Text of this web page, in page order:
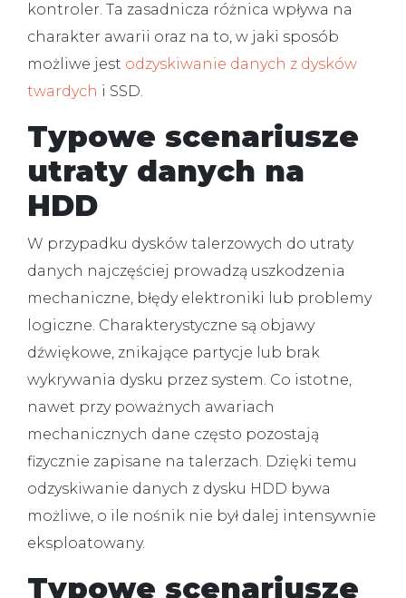
kontroler. Ta zasadnicza różnica wpływa na
charakter awarii oraz na to, w jaki sposób
możliwe jest odzyskiwanie danych z dysków
twardych i SSD.
Typowe scenariusze
utraty danych na
HDD
W przypadku dysków talerzowych do utraty
danych najczęściej prowadzą uszkodzenia
mechaniczne, błędy elektroniki lub problemy
logiczne. Charakterystyczne są objawy
dźwiękowe, znikające partycje lub brak
wykrywania dysku przez system. Co istotne,
nawet przy poważnych awariach
mechanicznych dane często pozostają
fizycznie zapisane na talerzach. Dzięki temu
odzyskiwanie danych z dysku HDD bywa
możliwe, o ile nośnik nie był dalej intensywnie
eksploatowany.
Typowe scenariusze